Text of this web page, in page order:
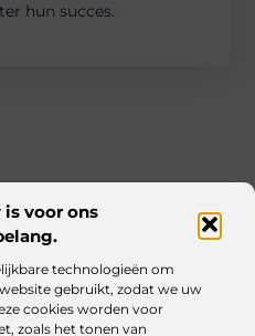
voor ons
technologieën om
gebruikt, zodat we uw
cookies worden voor
zoals het tonen van
hun succes.